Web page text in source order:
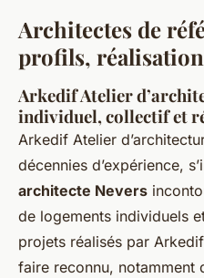
Architectes de
profils,
Arkedif Atelier
individuel, collectif et
Arkedif Atelier
décennies d’expérience,
architecte Nevers
de logements individuels
projets réalisés par
faire reconnu, notamment